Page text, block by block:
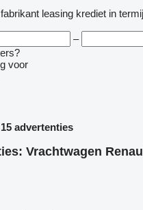
leasing krediet in
–
voor
15 advertenties
Vrachtwagen